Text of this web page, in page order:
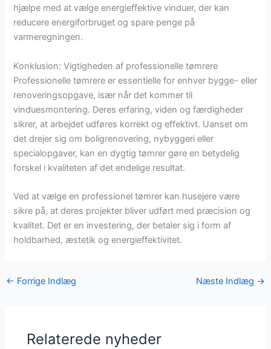
hjælpe med at vælge energieffektive vinduer, der kan
reducere energiforbruget og spare penge på
varmeregningen.
Konklusion: Vigtigheden af professionelle tømrere
Professionelle tømrere er essentielle for enhver bygge- eller
renoveringsopgave, især når det kommer til
vinduesmontering. Deres erfaring, viden og færdigheder
sikrer, at arbejdet udføres korrekt og effektivt. Uanset om
det drejer sig om boligrenovering, nybyggeri eller
specialopgaver, kan en dygtig tømrer gøre en betydelig
forskel i kvaliteten af det endelige resultat.
Ved at vælge en professionel tømrer kan husejere være
sikre på, at deres projekter bliver udført med præcision og
kvalitet. Det er en investering, der betaler sig i form af
holdbarhed, æstetik og energieffektivitet.
← Forrige Indlæg Næste Indlæg →
Relaterede nyheder